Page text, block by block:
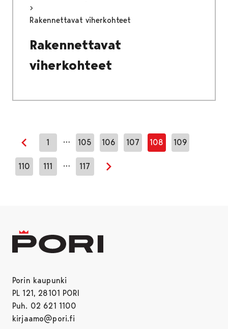
Rakennettavat viherkohteet
Rakennettavat
viherkohteet
Edellinen sivu
1 … 105 106 107 108 109
110 111 … 117
Seuraava sivu
Porin kaupunki
PL 121, 28101 PORI
Puh. 02 621 1100
kirjaamo@pori.fi